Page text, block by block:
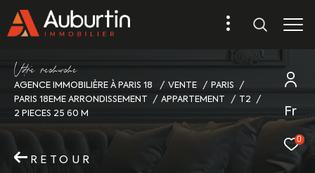
Fr
0
Vore recece
AGENCE IMMOBILIÈRE À PARIS 18 VENTE
PARIS
PARIS 18EME ARRONDISSEMENT
APPARTEMENT
T2
2 PIECES 25 60 M
RETOUR